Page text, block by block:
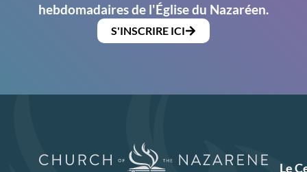
hebdomadaires de l'Église du Nazaréen.
S'INSCRIRE ICI
Le